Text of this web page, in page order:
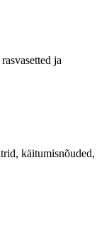
ja
käitumisnõuded,